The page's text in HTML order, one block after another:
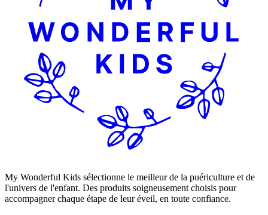
My Wonderful Kids sélectionne le meilleur de la puériculture et de
l'univers de l'enfant. Des produits soigneusement choisis pour
accompagner chaque étape de leur éveil, en toute confiance.